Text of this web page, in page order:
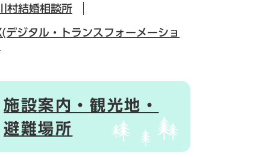
村結婚相談所
デジタル・トランスフォーメーショ
施設案内・観光地・
避難場所